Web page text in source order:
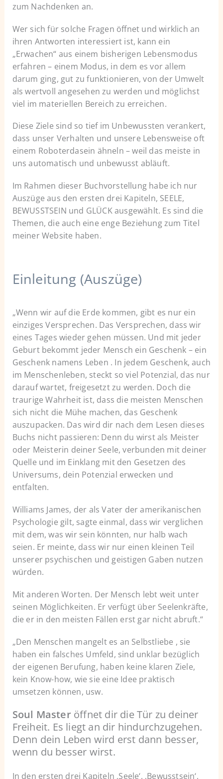
zum Nachdenken an.
Wer sich für solche Fragen öffnet und wirklich an
ihren Antworten interessiert ist, kann ein
„Erwachen“ aus einem bisherigen Lebensmodus
erfahren – einem Modus, in dem es vor allem
darum ging, gut zu funktionieren, von der Umwelt
als wertvoll angesehen zu werden und möglichst
viel im materiellen Bereich zu erreichen.
Diese Ziele sind so tief im Unbewussten verankert,
dass unser Verhalten und unsere Lebensweise oft
einem Roboterdasein ähneln – weil das meiste in
uns automatisch und unbewusst abläuft.
Im Rahmen dieser Buchvorstellung habe ich nur
Auszüge aus den ersten drei Kapiteln, SEELE,
BEWUSSTSEIN und GLÜCK ausgewählt. Es sind die
Themen, die auch eine enge Beziehung zum Titel
meiner Website haben.
Einleitung (Auszüge)
„Wenn wir auf die Erde kommen, gibt es nur ein
einziges Versprechen. Das Versprechen, dass wir
eines Tages wieder gehen müssen. Und mit jeder
Geburt bekommt jeder Mensch ein Geschenk – ein
Geschenk namens Leben . In jedem Geschenk, auch
im Menschenleben, steckt so viel Potenzial, das nur
darauf wartet, freigesetzt zu werden. Doch die
traurige Wahrheit ist, dass die meisten Menschen
sich nicht die Mühe machen, das Geschenk
auszupacken. Das wird dir nach dem Lesen dieses
Buchs nicht passieren: Denn du wirst als Meister
oder Meisterin deiner Seele, verbunden mit deiner
Quelle und im Einklang mit den Gesetzen des
Universums, dein Potenzial erwecken und
entfalten.
Williams James, der als Vater der amerikanischen
Psychologie gilt, sagte einmal, dass wir verglichen
mit dem, was wir sein könnten, nur halb wach
seien. Er meinte, dass wir nur einen kleinen Teil
unserer psychischen und geistigen Gaben nutzen
würden.
Mit anderen Worten. Der Mensch lebt weit unter
seinen Möglichkeiten. Er verfügt über Seelenkräfte,
die er in den meisten Fällen erst gar nicht abruft.“
„Den Menschen mangelt es an Selbstliebe , sie
haben ein falsches Umfeld, sind unklar bezüglich
der eigenen Berufung, haben keine klaren Ziele,
kein Know-how, wie sie eine Idee praktisch
umsetzen können, usw.
Soul Masteröffnet dir die Tür zu deiner
Freiheit. Es liegt an dir hindurchzugehen.
Denn dein Leben wird erst dann besser,
wenn du besser wirst.
In den ersten drei Kapiteln ‚Seele‘, ‚Bewusstsein‘,